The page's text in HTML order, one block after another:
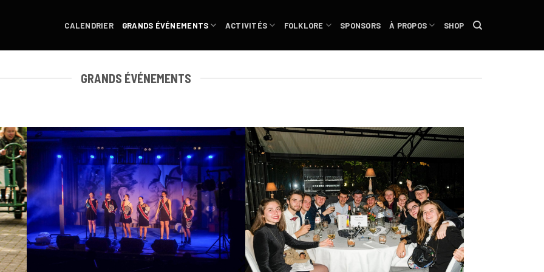
CALENDRIER GRANDS ÉVÉNEMENTS ACTIVITÉS FOLKLORE SPONSORS À PROPOS SHOP
GRANDS ÉVÉNEMENTS